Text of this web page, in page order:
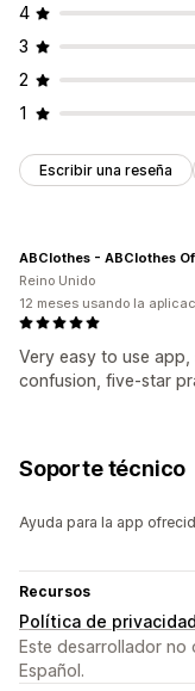
4
3
2
1
Escribir una reseña
Very easy to use
confusion, five-star
ABClothes - ABClothes
Reino Unido
12 meses usando la
Soporte técnico
Ayuda para la app
Recursos
Política de privacidad
Este desarrollador
Español.